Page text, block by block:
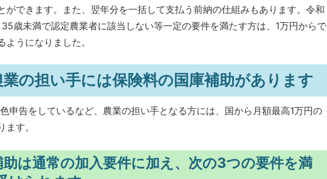
ができます。また、翌年分を一括して支払う前納の仕組みもあります。令和
35歳未満で認定農業者に該当しない等一定の要件を満たす方は、1万円からで
ようになりました。
業の担い手には保険料の国庫補助があります
申告をしているなど、農業の担い手となる方には、国から月額最高1万円の
す。
助は通常の加入要件に加え、次の3つの要件を満